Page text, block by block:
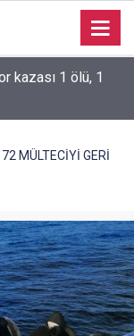
kazası 1 ölü, 1
dinlemiyor
MÜLTECİYİ GERİ